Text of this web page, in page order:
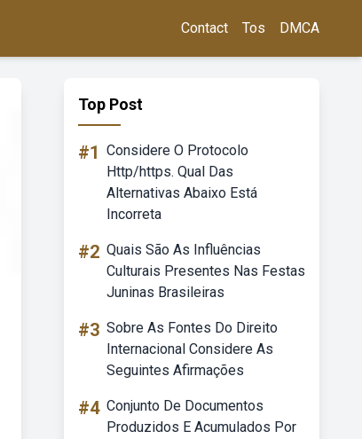
Contact Tos DMCA
Top Post
#1 Considere O Protocolo
Http/https. Qual Das
Alternativas Abaixo Está
Incorreta
#2 Quais São As Influências
Culturais Presentes Nas Festas
Juninas Brasileiras
#3 Sobre As Fontes Do Direito
Internacional Considere As
Seguintes Afirmações
#4 Conjunto De Documentos
Produzidos E Acumulados Por